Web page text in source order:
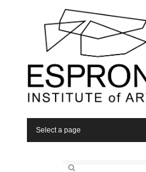
Select a page